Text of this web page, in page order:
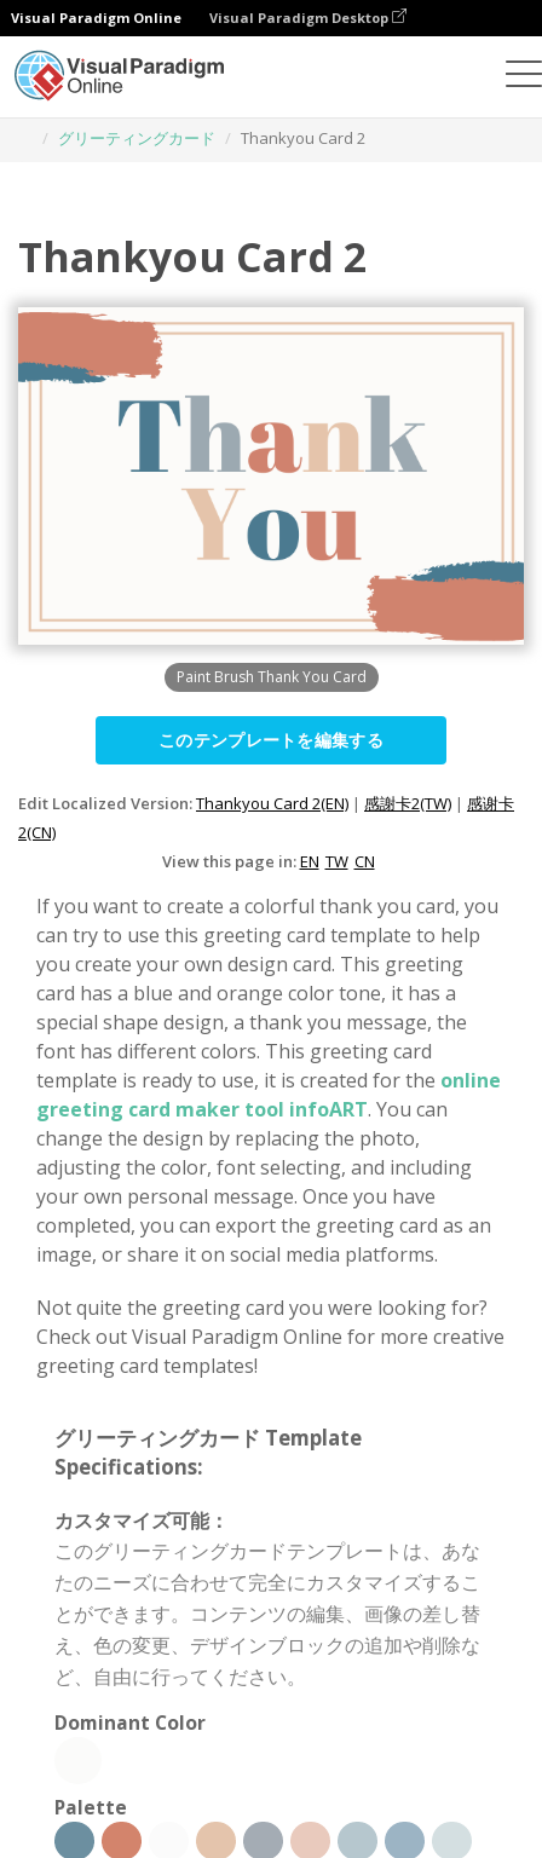
Visual Paradigm Online Visual Paradigm Desktop
グリーティングカード
Thankyou Card 2
Thankyou Card 2
Paint Brush Thank You Card
このテンプレートを編集する
Edit Localized Version:Thankyou Card 2(EN) | 感謝卡2(TW) | 感谢卡
2(CN)
View this page in:EN TW CN
If you want to create a colorful thank you card, you
can try to use this greeting card template to help
you create your own design card. This greeting
card has a blue and orange color tone, it has a
special shape design, a thank you message, the
font has different colors. This greeting card
template is ready to use, it is created for the online
greeting card maker tool infoART. You can
change the design by replacing the photo,
adjusting the color, font selecting, and including
your own personal message. Once you have
completed, you can export the greeting card as an
image, or share it on social media platforms.
Not quite the greeting card you were looking for?
Check out Visual Paradigm Online for more creative
greeting card templates!
グリーティングカード Template
Specifications:
カスタマイズ可能：
このグリーティングカードテンプレートは、あな
たのニーズに合わせて完全にカスタマイズするこ
とができます。コンテンツの編集、画像の差し替
え、色の変更、デザインブロックの追加や削除な
ど、自由に行ってください。
Dominant Color
Palette